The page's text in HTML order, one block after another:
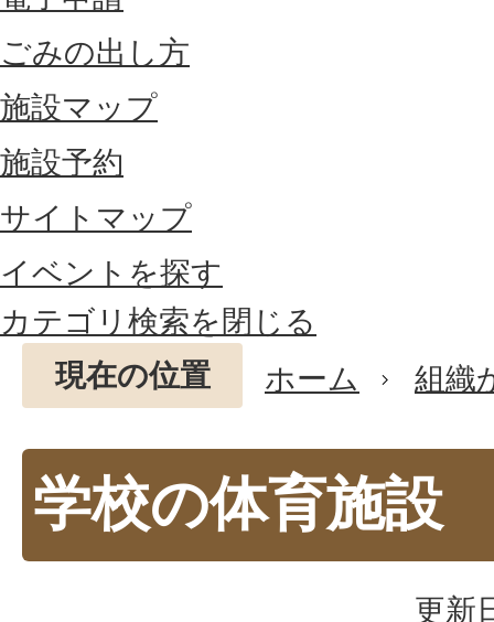
ごみの出し方
施設マップ
施設予約
サイトマップ
イベントを探す
カテゴリ検索を閉じる
現在の位置
ホーム 組織
学校の体育施設
更新